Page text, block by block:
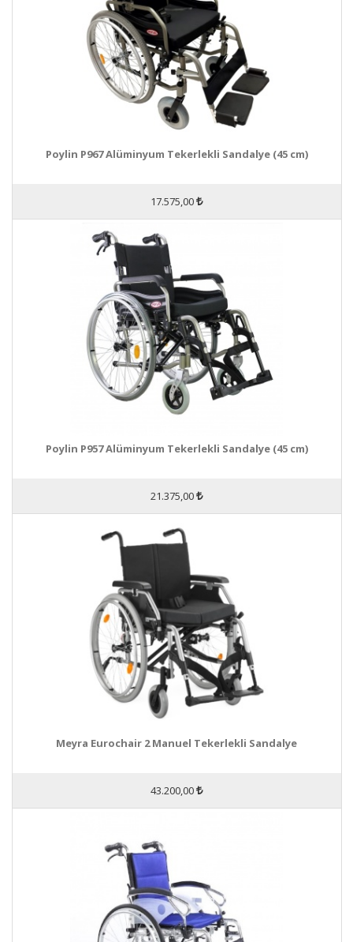
Poylin P967 Alüminyum Tekerlekli Sandalye (45 cm)
17.575,00
Poylin P957 Alüminyum Tekerlekli Sandalye (45 cm)
21.375,00
Meyra Eurochair 2 Manuel Tekerlekli Sandalye
43.200,00